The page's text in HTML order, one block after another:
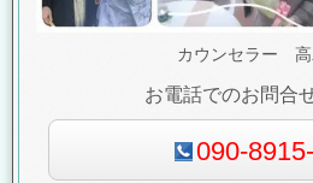
カウンセラー
お電話でのお問合
090-